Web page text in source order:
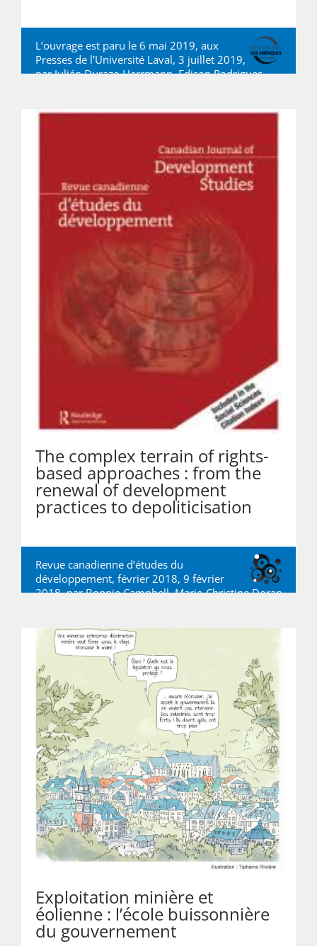
L’ouvrage est paru le 6 mai 2019, aux
Presses de l’Université Laval, 3 juillet 2019,
parJulián Durazo Herrmann,Edison Rodrigues
The complex terrain of rights-
based approaches : from the
renewal of development
practices to depoliticisation
Revue canadienne d’études du
développement, février 2018, 9 février
2018, parBonnie Campbell,Marie-Christine Doran,
Exploitation minière et
éolienne : l’école buissonnière
du gouvernement